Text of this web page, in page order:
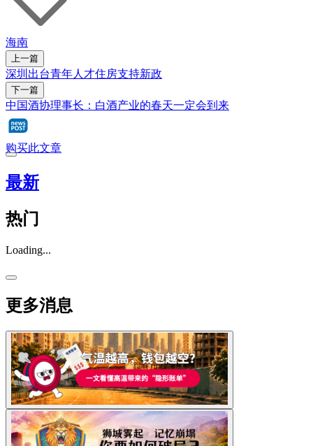
海南
上一篇
深圳出台青年人才住房支持新政
下一篇
中国酒协理事长：白酒产业的春天一定会到来
购买此文章
最新
热门
Loading...
更多消息